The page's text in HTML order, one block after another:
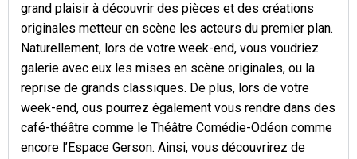
grand plaisir à découvrir des pièces et des créations
originales metteur en scène les acteurs du premier plan.
Naturellement, lors de votre week-end, vous voudriez
galerie avec eux les mises en scène originales, ou la
reprise de grands classiques. De plus, lors de votre
week-end, ous pourrez également vous rendre dans des
café-théâtre comme le Théâtre Comédie-Odéon comme
encore l’Espace Gerson. Ainsi, vous découvrirez de